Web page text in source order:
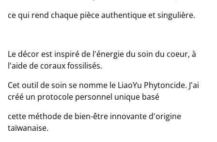
ce qui rend chaque pièce authentique et singulière.
Le décor est inspiré de l'énergie du soin du coeur, à
l'aide de coraux fossilisés.
Cet outil de soin se nomme le LiaoYu Phytoncide. J'ai
créé un protocole personnel unique basé
cette méthode de bien-être innovante d'origine
taïwanaise.